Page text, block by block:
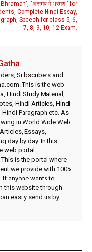
Bhraman", "असमय में भ्रमण " for
Complete Hindi Essay,
Speech for class 5, 6,
7, 8, 9, 10, 12 Exam.
Subscribers and
This is the web
Hindi Study Material,
Hindi Articles, Hindi
Hindi Paragraph etc. As
in World Wide Web
Essays,
day by day. In this
web portal
is the portal where
we provide with 100%
anyone wants to
this website through
easily send us by